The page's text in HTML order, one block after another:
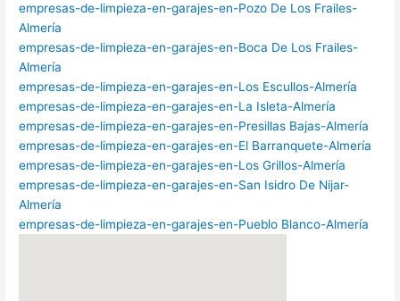
empresas-de-limpieza-en-garajes-en-Pozo De Los Frailes-
Almería
empresas-de-limpieza-en-garajes-en-Boca De Los Frailes-
Almería
empresas-de-limpieza-en-garajes-en-Los Escullos-Almería
empresas-de-limpieza-en-garajes-en-La Isleta-Almería
empresas-de-limpieza-en-garajes-en-Presillas Bajas-Almería
empresas-de-limpieza-en-garajes-en-El Barranquete-Almería
empresas-de-limpieza-en-garajes-en-Los Grillos-Almería
empresas-de-limpieza-en-garajes-en-San Isidro De Nijar-
Almería
empresas-de-limpieza-en-garajes-en-Pueblo Blanco-Almería